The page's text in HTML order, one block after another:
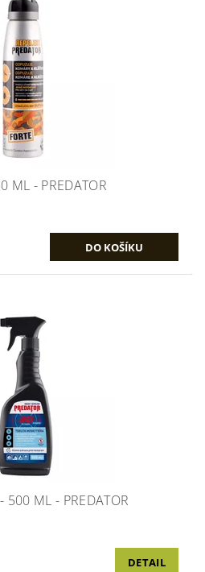
ML - PREDATOR
500 ML - PREDATOR
DETAIL